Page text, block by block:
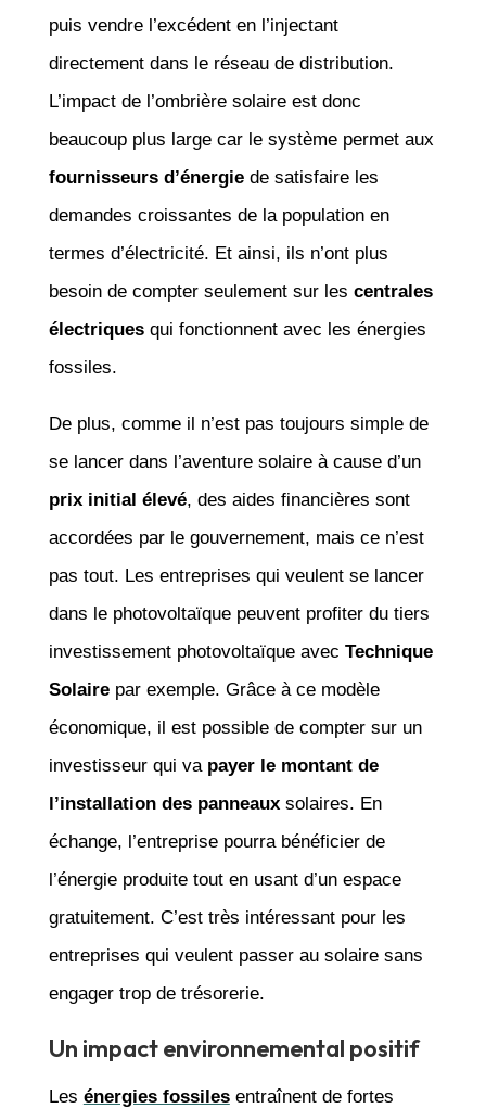
puis vendre l’excédent en l’injectant
directement dans le réseau de distribution.
L’impact de l’ombrière solaire est donc
beaucoup plus large car le système permet aux
fournisseurs d’énergiede satisfaire les
demandes croissantes de la population en
termes d’électricité. Et ainsi, ils n’ont plus
besoin de compter seulement sur les centrales
électriquesqui fonctionnent avec les énergies
fossiles.
De plus, comme il n’est pas toujours simple de
se lancer dans l’aventure solaire à cause d’un
prix initial élevé, des aides financières sont
accordées par le gouvernement, mais ce n’est
pas tout. Les entreprises qui veulent se lancer
dans le photovoltaïque peuvent profiter du tiers
investissement photovoltaïque avec Technique
Solairepar exemple. Grâce à ce modèle
économique, il est possible de compter sur un
investisseur qui va payer le montant de
l’installation des panneauxsolaires. En
échange, l’entreprise pourra bénéficier de
l’énergie produite tout en usant d’un espace
gratuitement. C’est très intéressant pour les
entreprises qui veulent passer au solaire sans
engager trop de trésorerie.
Un impact environnemental positif
Les énergies fossilesentraînent de fortes